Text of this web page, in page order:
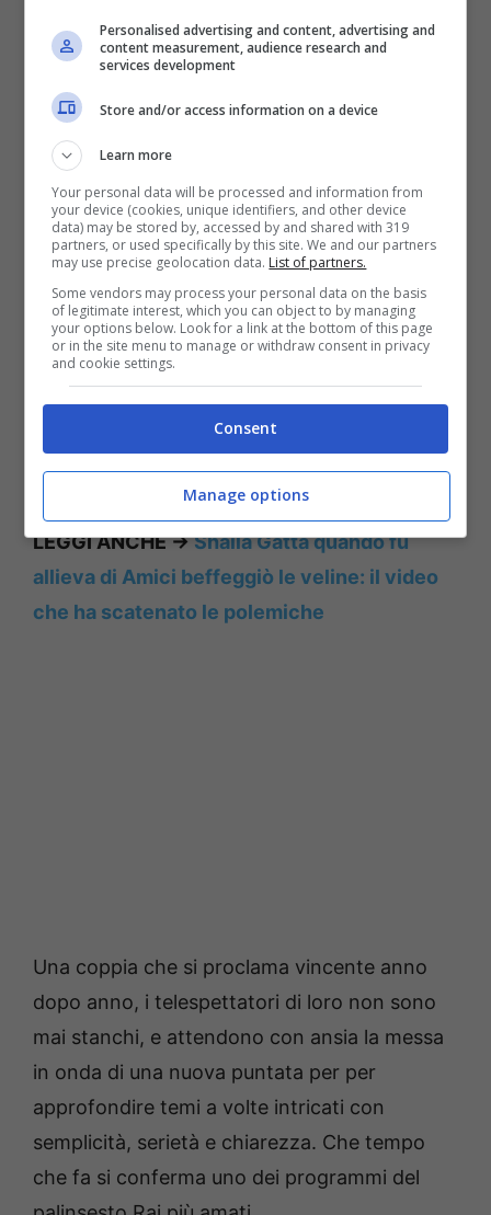
Che tempo che fa, è un programma divenuto
storico per tutti gli appassionati del genere.
puntata dopo puntata, e la sua serietà è
divenuta il suo fiore all’occhiello. Il clima di
rigore viene puntualmente smorzata dalla
simpatia e dall’irriverenza dall’amatissima
Luciana Littizzetto, che con la sua
travolgente ironia riesce a portare al centro
dell’attenzione anche i temi più delicati.
alle nozze: la motivazione dell’attrice
LEGGI ANCHE ->Shaila Gatta quando fu
allieva di Amici beffeggiò le veline: il video
che ha scatenato le polemiche
Una coppia che si proclama vincente anno
dopo anno, i telespettatori di loro non sono
mai stanchi, e attendono con ansia la messa
in onda di una nuova puntata per per
approfondire temi a volte intricati con
semplicità, serietà e chiarezza. Che tempo
che fa si conferma uno dei programmi del
Personalised advertising and content, advertising and
content measurement, audience research and
services development
Store and/or access information on a device
Learn more
Your personal data will be processed and information from
your device (cookies, unique identifiers, and other device
data) may be stored by, accessed by and shared with 319
partners, or used specifically by this site. We and our partners
may use precise geolocation data. List of partners.
Some vendors may process your personal data on the basis
of legitimate interest, which you can object to by managing
your options below. Look for a link at the bottom of this page
or in the site menu to manage or withdraw consent in privacy
and cookie settings.
Consent
Manage options